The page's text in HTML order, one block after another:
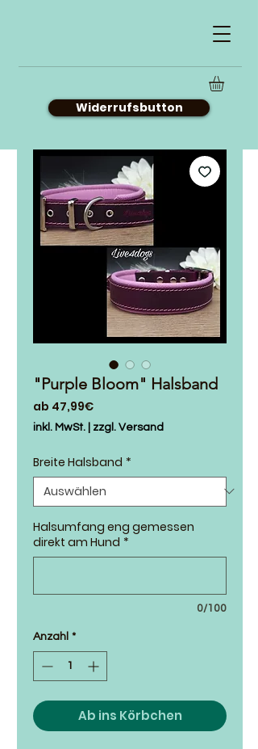
Widerrufsbutton
"Purple Bloom" Halsband
ab 47,99€Sale-
Preis
inkl. MwSt. zzgl. Versand
Breite Halsband *
Halsumfang eng gemessen
direkt am Hund *
0/100
Anzahl *
Ab ins Körbchen